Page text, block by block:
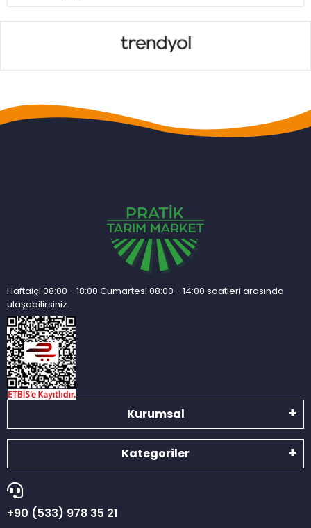
Haftaiçi 08:00 - 18:00 Cumartesi 08:00 - 14:00 saatleri arasında
ulaşabilirsiniz.
Kurumsal
Kategoriler
+90 (533) 978 35 21